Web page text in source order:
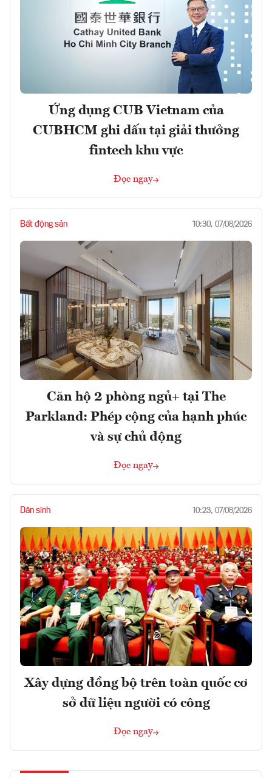
Ứng dụng CUB Vietnam của
CUBHCM ghi dấu tại giải thưởng
fintech khu vực
Đọc ngay
Bất động sản 10:30, 07/08/2026
Căn hộ 2 phòng ngủ+ tại The
Parkland: Phép cộng của hạnh phúc
và sự chủ động
Đọc ngay
Dân sinh 10:23, 07/08/2026
Xây dựng đồng bộ trên toàn quốc cơ
sở dữ liệu người có công
Đọc ngay